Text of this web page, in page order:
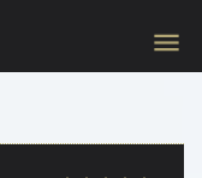
menu